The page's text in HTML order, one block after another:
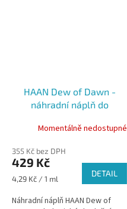
HAAN Dew of Dawn -
náhradní náplň do
100 ml
Momentálně nedostupné
355 Kč bez DPH
429 Kč
Měrná
4,29 Kč / 1 ml
DETAIL
Náhradní náplň HAAN Dew of